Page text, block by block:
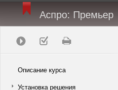
Аспро: Премьер
Описание курса
Установка решения